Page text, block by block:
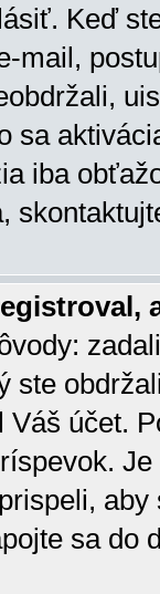
Keď
mail,
sa
iba
ste
Váš účet.
sa do